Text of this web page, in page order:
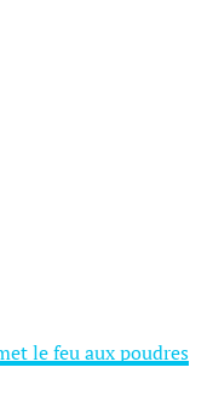
le feu aux poudres